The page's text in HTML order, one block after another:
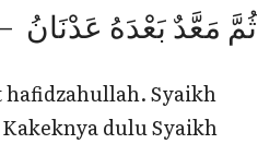
ثُمَّ مَعَّدٌ بَعْدَهُ عَدْنَانُ –
hafidzahullah. Syaikh
dulu Syaikh